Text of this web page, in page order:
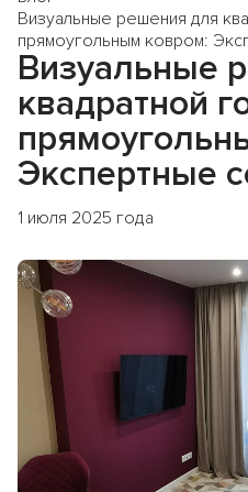
О
Визуальные решения для
прямоугольным ковром:
Визуальные
квадратной
Экспертные
1 июля 2025 года